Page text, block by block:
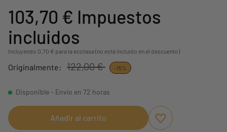
103,70 € Impuestos
incluidos
Incluyendo 0,70 € para la ecotasa (no está incluido en el descuento)
Originalmente: 122,00 € -15%
Disponible - Envío en 72 horas
Añadir al carrito
Aggiungi ai
borrar favoritos